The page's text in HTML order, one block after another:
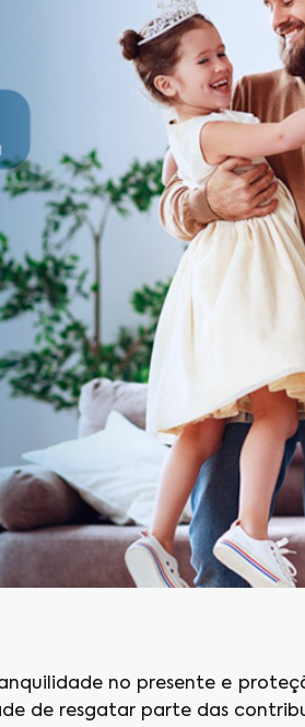
no presente e
de resgatar parte das